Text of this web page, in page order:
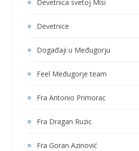
Devetnica svetoj Misi
Devetnice
Događaji u Međugorju
Feel Međugorje team
Fra Antonio Primorac
Fra Dragan Ruzic
Fra Goran Azinović